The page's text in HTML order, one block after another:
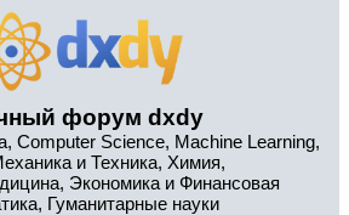
форум dxdy
Computer Science, Machine Learning,
и Техника, Химия,
Экономика и Финансовая
Гуманитарные науки